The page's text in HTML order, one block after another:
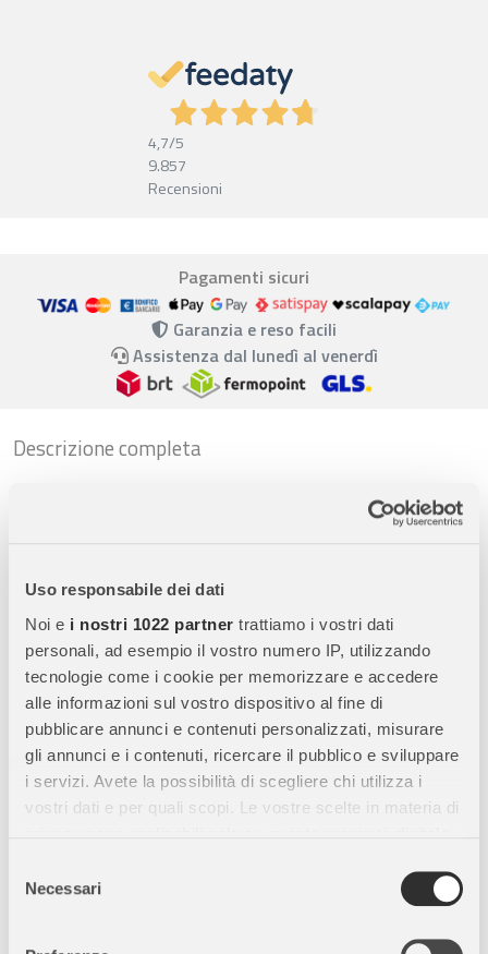
Uso responsabile dei dati
Noi e i nostri 1022 partner trattiamo i vostri dati
personali, ad esempio il vostro numero IP, utilizzando
tecnologie come i cookie per memorizzare e accedere
alle informazioni sul vostro dispositivo al fine di
pubblicare annunci e contenuti personalizzati, misurare
gli annunci e i contenuti, ricercare il pubblico e sviluppare
i servizi. Avete la possibilità di scegliere chi utilizza i
vostri dati e per quali scopi. Le vostre scelte in materia di
modificare o revocare il proprio consenso in qualsiasi
momento dalla Dichiarazione sui cookie o facendo clic
delNecessari
4,7/5
9.857
Recensioni
Pagamenti sicuri
Garanzia e reso facili
Assistenza dal lunedì al venerdì
Descrizione completa
Cartoncino Bristol Liscio 200 g/m² – 50x70 cm (25
Cartoncino Bristol Liscio Avorio
collage, lavori creativi e presentazioni . Grazie alla sua
superficie liscia e resistente, è ideale per ottenere risultati
precisi e di alta qualità.
Caratteristiche Principali:
Colore Avorio Intenso: Perfetto perdisegni, scrapbooking,
per ogni tipo di utilizzo.
Mantiene il colore uniforme e